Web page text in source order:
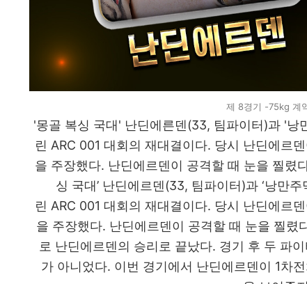
제 8경기 -75kg 계
'몽골 복싱 국대' 난딘에른덴(33, 팀파이터)과 '
린 ARC 001 대회의 재대결이다. 당시 난딘에르
을 주장했다. 난딘에르덴이 공격할 때 눈을 찔렸
싱 국대’ 난딘에르덴(33, 팀파이터)과 ‘낭만
린 ARC 001 대회의 재대결이다. 당시 난딘에르
을 주장했다. 난딘에르덴이 공격할 때 눈을 찔
로 난딘에르덴의 승리로 끝났다. 경기 후 두 파
가 아니었다. 이번 경기에서 난딘에르덴이 1차